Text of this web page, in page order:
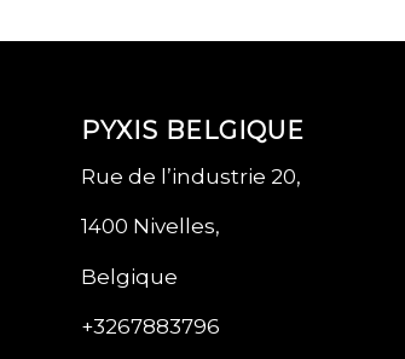
PYXIS BELGIQUE
Rue de l’industrie 20,
1400 Nivelles,
Belgique
+3267883796